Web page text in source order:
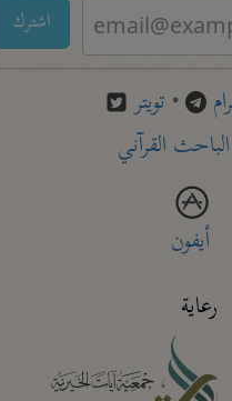
اشترك
• تويتر
القرآني
أيفون
رعاية